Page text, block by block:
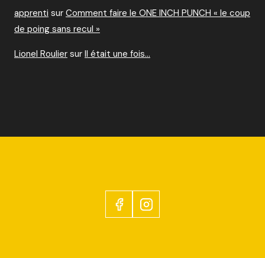
apprenti sur Comment faire le ONE INCH PUNCH « le coup
de poing sans recul »
Lionel Roulier sur Il était une fois…